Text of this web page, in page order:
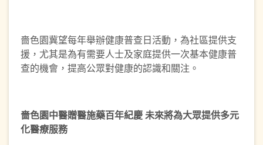
嗇色園冀望每年舉辦健康普查日活動，為社區提供支
援，尤其是為有需要人士及家庭提供一次基本健康普
查的機會，提高公眾對健康的認識和關注。
嗇色園中醫贈醫施藥百年紀慶 未來將為大眾提供多元
化醫療服務